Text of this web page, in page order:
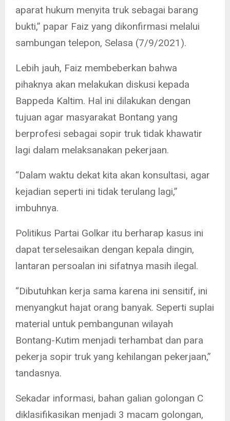
aparat hukum menyita truk sebagai barang
bukti,” papar Faiz yang dikonfirmasi melalui
sambungan telepon, Selasa (7/9/2021).
Lebih jauh, Faiz membeberkan bahwa
pihaknya akan melakukan diskusi kepada
Bappeda Kaltim. Hal ini dilakukan dengan
tujuan agar masyarakat Bontang yang
berprofesi sebagai sopir truk tidak khawatir
lagi dalam melaksanakan pekerjaan.
“Dalam waktu dekat kita akan konsultasi, agar
kejadian seperti ini tidak terulang lagi,”
imbuhnya.
Politikus Partai Golkar itu berharap kasus ini
dapat terselesaikan dengan kepala dingin,
lantaran persoalan ini sifatnya masih ilegal.
“Dibutuhkan kerja sama karena ini sensitif, ini
menyangkut hajat orang banyak. Seperti suplai
material untuk pembangunan wilayah
Bontang-Kutim menjadi terhambat dan para
pekerja sopir truk yang kehilangan pekerjaan,”
tandasnya.
Sekadar informasi, bahan galian golongan C
diklasifikasikan menjadi 3 macam golongan,